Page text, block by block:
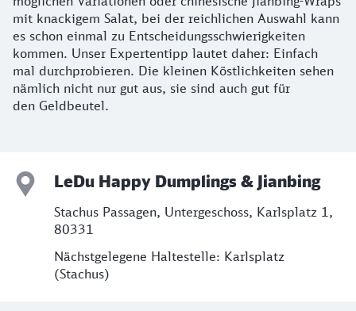
mit knackigem Salat, bei der reichlichen Auswahl kann
es schon einmal zu Entscheidungsschwierigkeiten
kommen. Unser Expertentipp lautet daher: Einfach
mal durchprobieren. Die kleinen Köstlichkeiten sehen
nämlich nicht nur gut aus, sie sind auch gut für
den Geldbeutel.
LeDu Happy Dumplings & Jianbing
Stachus Passagen, Untergeschoss, Karlsplatz 1,
80331
Nächstgelegene Haltestelle: Karlsplatz
(Stachus)